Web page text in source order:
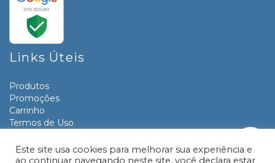
Links Úteis
Produtos
Promoções
Carrinho
Termos de Uso
Contato
Este site usa cookies para melhorar sua experiência e
ao continuar navegando neste site, você declara estar